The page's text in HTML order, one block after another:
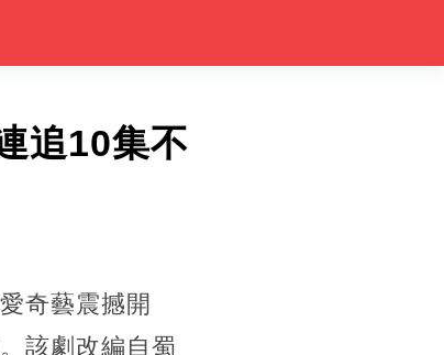
追10集不
奇藝震撼開
該劇改編自蜀